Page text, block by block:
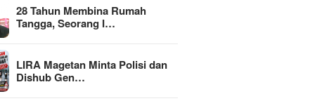
28 Tahun Membina Rumah
Tangga, Seorang I…
LIRA Magetan Minta Polisi dan
Dishub Gen…